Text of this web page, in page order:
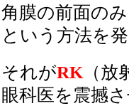
角膜の前面の
という方法を
それがRK（放
眼科医を震撼